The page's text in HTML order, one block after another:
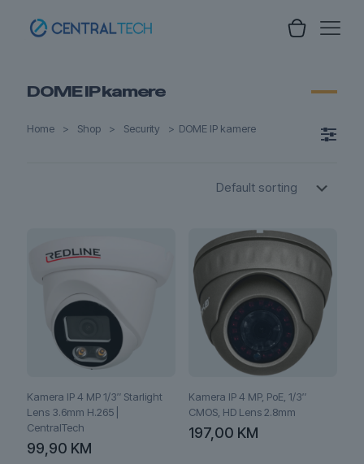
DOME IP kamere
Home > Shop > Security > DOME IP kamere
Kamera IP 4 MP 1/3″ Starlight
Lens 3.6mm H.265 |
CentralTech
99,90 KM
Kamera IP 4 MP, PoE, 1/3″
CMOS, HD Lens 2.8mm
197,00 KM